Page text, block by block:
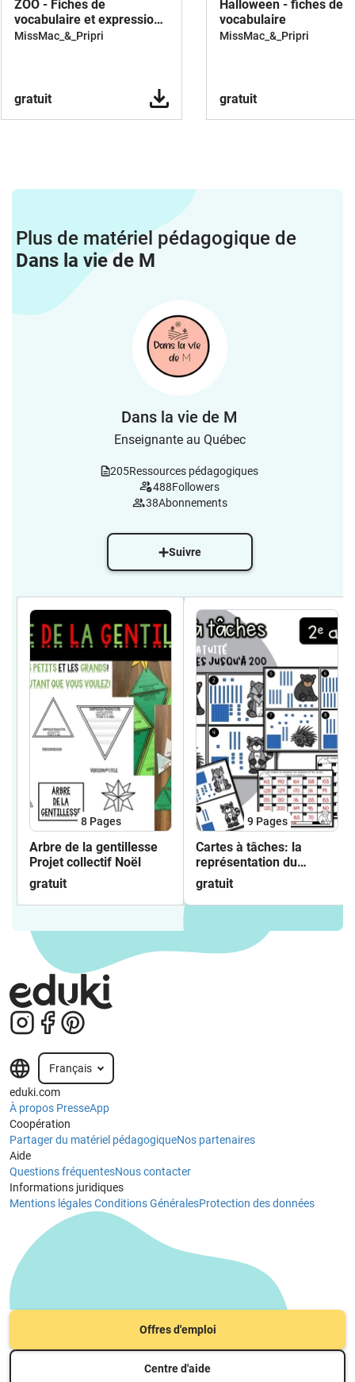
ZOO - Fiches de
vocabulaire et expression
écrite
MissMac_&_Pripri
gratuit
Halloween - fiches de
vocabulaire
MissMac_&_Pripri
gratuit
Plus de matériel pédagogique de
Dans la vie de M
Dans la vie de M
Enseignante au Québec
205Ressources pédagogiques
488Followers
38Abonnements
Suivre
8 Pages
Arbre de la gentillesse
Projet collectif Noël
gratuit
9 Pages
Cartes à tâches: la
représentation du
nombre jusqu'à 200
gratuit
Français
eduki.com
À propos PresseApp
Coopération
Partager du matériel pédagogiqueNos partenaires
Aide
Questions fréquentesNous contacter
Informations juridiques
Mentions légalesConditions GénéralesProtection des données
Offres d'emploi
Centre d'aide